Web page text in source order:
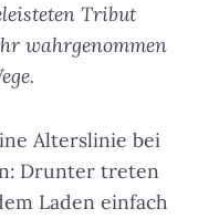
Tribut
wahrgenommen
Alterslinie bei
Drunter treten
Laden einfach